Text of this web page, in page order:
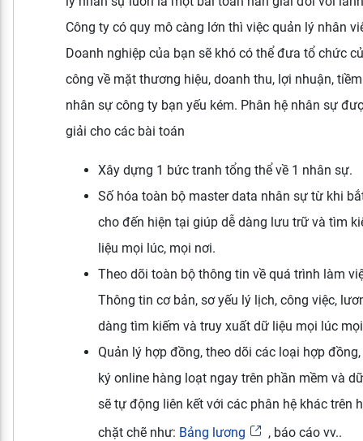
Công ty có quy mô càng lớn thì việc quản lý nhân
Doanh nghiệp của bạn sẽ khó có thể đưa tổ chức
công về mặt thương hiệu, doanh thu, lợi nhuận,
nhân sự công ty bạn yếu kém. Phân hệ nhân sự
giải cho các bài toán
Xây dựng 1 bức tranh tổng thể về 1 nhân sự.
Số hóa toàn bộ master data nhân sự từ khi
cho đến hiện tại giúp dễ dàng lưu trữ và tìm
liệu mọi lúc, mọi nơi.
Theo dõi toàn bộ thông tin về quá trình làm
Thông tin cơ bản, sơ yếu lý lịch, công việc,
dàng tìm kiếm và truy xuất dữ liệu mọi lúc
Quản lý hợp đồng, theo dõi các loại hợp
ký online hàng loạt ngay trên phần mềm và
sẽ tự động liên kết với các phân hệ khác trên
chặt chẽ như: Bảng lương
, báo cáo vv..